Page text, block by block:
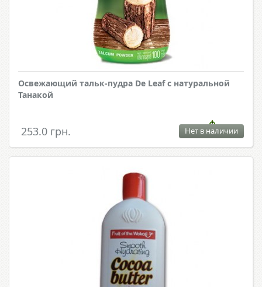
Освежающий тальк-пудра De Leaf с натуральной
Танакой
253.0 грн. Нет в наличии